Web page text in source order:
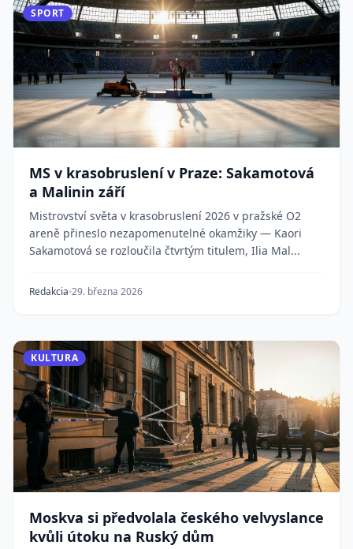
SPORT
MS v krasobruslení v Praze: Sakamotová
a Malinin září
Mistrovství světa v krasobruslení 2026 v pražské O2
areně přineslo nezapomenutelné okamžiky — Kaori
Sakamotová se rozloučila čtvrtým titulem, Ilia Mal...
Redakcia 29. března 2026
KULTURA
Moskva si předvolala českého velvyslance
kvůli útoku na Ruský dům